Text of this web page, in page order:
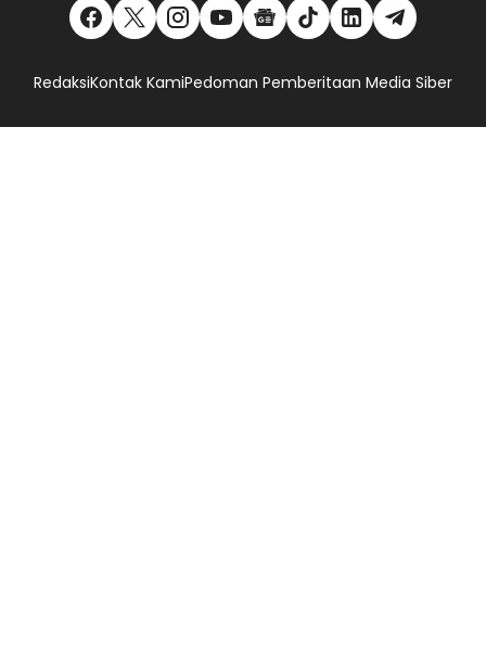
RedaksiKontak KamiPedoman Pemberitaan Media Siber